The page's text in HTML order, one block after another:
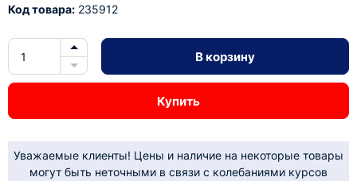
Код товара: 235912
В корзину
Купить
Уважаемые клиенты! Цены и наличие на некоторые товары
могут быть неточными в связи с колебаниями курсов